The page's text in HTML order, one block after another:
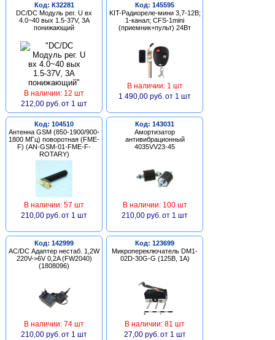
Код: К32281
DC/DC Модуль рег. U вх
4.0~40 вых 1.5-37V, 3A
понижающий
В наличии: 12 шт
212,00 руб. от 1 шт
Код: 145595
KIT-Радиореле-мини 3,7-12В;
1-канал; CFS-1mini
(приемник+пульт) 24Вт
В наличии: 1 шт
1 490,00 руб. от 1 шт
Код: 104510
Антенна GSM (850-1900/900-
1800 МГц) поворотная (FME-
F) (AN-GSM-01-FME-F-
ROTARY)
В наличии: 57 шт
210,00 руб. от 1 шт
Код: 143031
Амортизатор
антивибрационный
4035VV23-45
В наличии: 100 шт
210,00 руб. от 1 шт
Код: 142999
AC/DC Адаптер нестаб. 1,2W
220V->6V 0,2A (FW2040)
(1808096)
В наличии: 74 шт
210,00 руб. от 1 шт
Код: 123699
Микропереключатель DM1-
02D-30G-G (125В, 1А)
В наличии: 81 шт
27,00 руб. от 1 шт